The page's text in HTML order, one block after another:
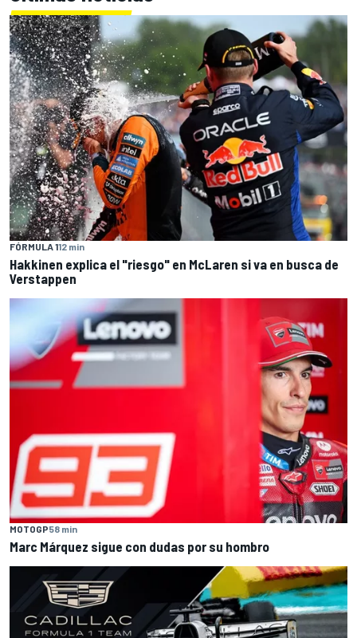
FÓRMULA 112 min
Hakkinen explica el "riesgo" en McLaren si va en busca de
Verstappen
MOTOGP58 min
Marc Márquez sigue con dudas por su hombro